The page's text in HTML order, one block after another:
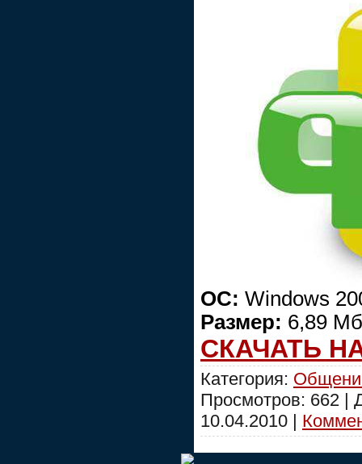
ОС: Windows
Размер: 6,89 Мб
СКАЧАТЬ
Категория:
Просмотров: 662 |
10.04.2010 |